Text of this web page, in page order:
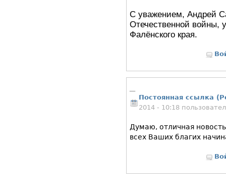
С уважением, Андрей
Отечественной войны,
Фалёнского края.
Постоянная ссылка
2014 - 10:18
Думаю, отличная
всех Ваших благих